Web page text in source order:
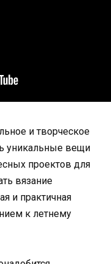
и творческое
уникальные вещи
проектов для
вязание
и практичная
к летнему